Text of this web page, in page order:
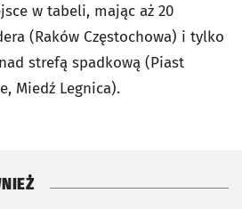
w tabeli, mając aż 20
(Raków Częstochowa) i tylko
strefą spadkową (Piast
Miedź Legnica).